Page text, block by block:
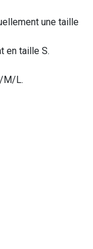
une taille
en taille S.
M/L.